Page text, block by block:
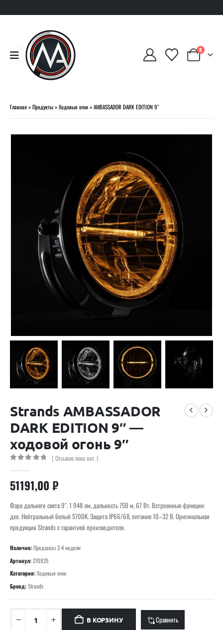
0
Главная»Продукты»Ходовые огни»AMBASSADOR DARK EDITION 9″
Strands AMBASSADOR
DARK EDITION 9″ —
ходовой огонь 9″
( Отзывов пока нет. )
51191,00 ₽
Фара дальнего света 9″. 1 948 лм, дальность 750 м, 67 Вт. Встроенные функции:
дхо. Нейтральный белый 5700K. Защита IP66/68, питание 10–32 В. Оригинальная
продукция Strands с гарантией производителя.
Наличие:Предзаказ 2-4 недели
Артикул:270925
Категория:Ходовые огни
Бренд:Strands
В КОРЗИНУ Сравнить